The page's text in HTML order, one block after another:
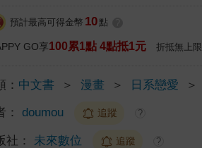
預計最高可得金幣 10 點
GO享100累1點 4點抵1元 折抵無上限
： 中文書 ＞ 漫畫 ＞ 日系戀愛 ＞
： doumou 追蹤 ?
社： 未來數位 追蹤 ?